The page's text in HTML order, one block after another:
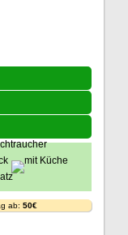
ab: 50€